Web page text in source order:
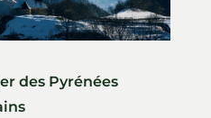
des Pyrénées